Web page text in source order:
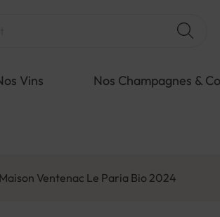
Vins Nos Champagnes & Co
Ventenac Le Paria Bio 2024